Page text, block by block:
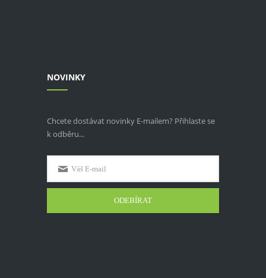
NOVINKY
Chcete dostávat novinky E-mailem? Přihlaste se
k odběru...